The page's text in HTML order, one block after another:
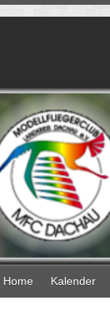
Home Kalender